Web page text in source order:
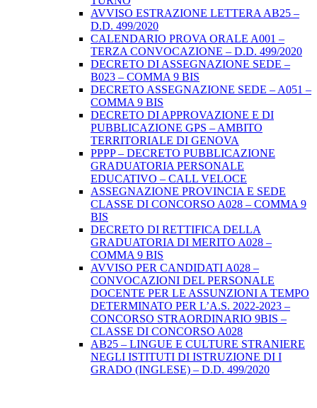
AVVISO ESTRAZIONE LETTERA AB25 –
D.D. 499/2020
CALENDARIO PROVA ORALE A001 –
TERZA CONVOCAZIONE – D.D. 499/2020
DECRETO DI ASSEGNAZIONE SEDE –
B023 – COMMA 9 BIS
DECRETO ASSEGNAZIONE SEDE – A051 –
COMMA 9 BIS
DECRETO DI APPROVAZIONE E DI
PUBBLICAZIONE GPS – AMBITO
TERRITORIALE DI GENOVA
PPPP – DECRETO PUBBLICAZIONE
GRADUATORIA PERSONALE
EDUCATIVO – CALL VELOCE
ASSEGNAZIONE PROVINCIA E SEDE
CLASSE DI CONCORSO A028 – COMMA 9
BIS
DECRETO DI RETTIFICA DELLA
GRADUATORIA DI MERITO A028 –
COMMA 9 BIS
AVVISO PER CANDIDATI A028 –
CONVOCAZIONI DEL PERSONALE
DOCENTE PER LE ASSUNZIONI A TEMPO
DETERMINATO PER L’A.S. 2022-2023 –
CONCORSO STRAORDINARIO 9BIS –
CLASSE DI CONCORSO A028
AB25 – LINGUE E CULTURE STRANIERE
NEGLI ISTITUTI DI ISTRUZIONE DI I
GRADO (INGLESE) – D.D. 499/2020